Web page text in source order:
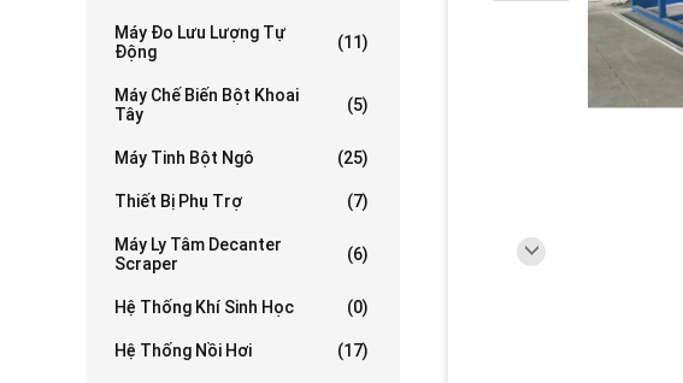
Máy Đo Lưu Lượng Tự
Động
(11)
Máy Chế Biến Bột Khoai
Tây
(5)
Máy Tinh Bột Ngô (25)
Thiết Bị Phụ Trợ (7)
Máy Ly Tâm Decanter
Scraper
(6)
Hệ Thống Khí Sinh Học (0)
Hệ Thống Nồi Hơi (17)